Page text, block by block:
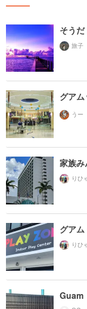
そうだ
旅子
グア
うー
家族
りひ
グア
りひ
Guam